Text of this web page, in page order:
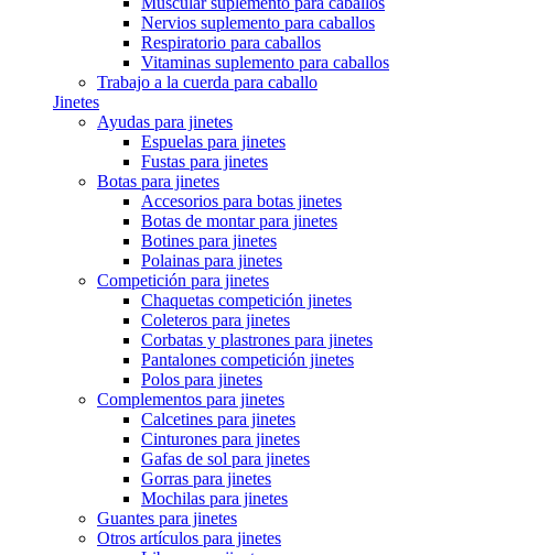
Nervios suplemento para caballos
Respiratorio para caballos
Vitaminas suplemento para caballos
Trabajo a la cuerda para caballo
Jinetes
Ayudas para jinetes
Espuelas para jinetes
Fustas para jinetes
Botas para jinetes
Accesorios para botas jinetes
Botas de montar para jinetes
Botines para jinetes
Polainas para jinetes
Competición para jinetes
Chaquetas competición jinetes
Coleteros para jinetes
Corbatas y plastrones para jinetes
Pantalones competición jinetes
Polos para jinetes
Complementos para jinetes
Calcetines para jinetes
Cinturones para jinetes
Gafas de sol para jinetes
Gorras para jinetes
Mochilas para jinetes
Guantes para jinetes
Otros artículos para jinetes